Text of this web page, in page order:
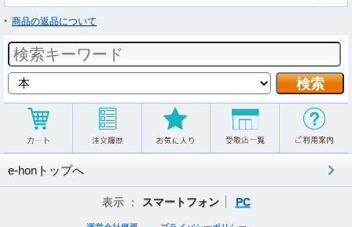
商品の返品について
e-honトップへ
表示 ： スマートフォン PC